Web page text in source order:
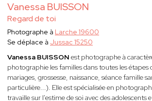
Vanessa BUISSON
Regard de toi
Photographe à Larche 19600
Se déplace à Jussac 15250
Vanessa BUISSON est photographe à
photographie les familles dans toutes les étapes
mariages, grossesse, naissance, séance famille
particulière...). Elle est spécialisée en
travaille sur l'estime de soi avec des adolescents